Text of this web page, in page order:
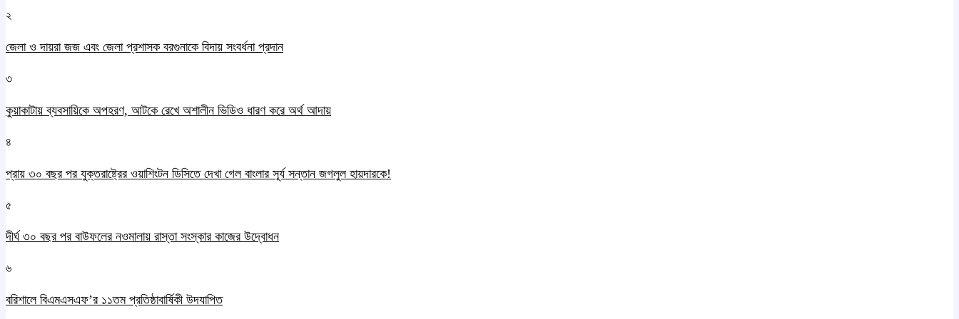
২
জেলা ও দায়রা জজ এবং জেলা প্রশাসক বরগুনাকে বিদায় সংবর্ধনা প্রদান
৩
কুয়াকাটায় ব্যবসায়িকে অপহরণ, আটকে রেখে অশালীন ভিডিও ধারণ করে অর্থ আদায়
৪
প্রায় ৩০ বছর পর যুক্তরাষ্ট্রের ওয়াশিংটন ডিসিতে দেখা গেল বাংলার সূর্য সন্তান জগলুল হায়দারকে!
৫
দীর্ঘ ৩০ বছর পর বাউফলের নওমালায় রাস্তা সংস্কার কাজের উদ্বোধন
৬
বরিশালে বিএমএসএফ’র ১১তম প্রতিষ্ঠাবার্ষিকী উদযাপিত